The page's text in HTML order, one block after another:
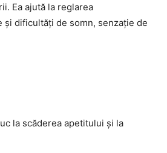
Ea ajută la reglarea
dificultăți de somn, senzație de
la scăderea apetitului și la